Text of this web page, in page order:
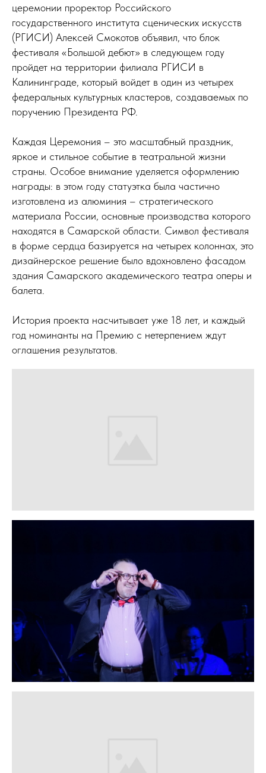
церемонии проректор Российского
государственного института сценических искусств
(РГИСИ) Алексей Смокотов объявил, что блок
фестиваля «Большой дебют» в следующем году
пройдет на территории филиала РГИСИ в
Калининграде, который войдет в один из четырех
федеральных культурных кластеров, создаваемых по
поручению Президента РФ.
Каждая Церемония – это масштабный праздник,
яркое и стильное событие в театральной жизни
страны. Особое внимание уделяется оформлению
награды: в этом году статуэтка была частично
изготовлена из алюминия – стратегического
материала России, основные производства которого
находятся в Самарской области. Символ фестиваля
в форме сердца базируется на четырех колоннах, это
дизайнерское решение было вдохновлено фасадом
здания Самарского академического театра оперы и
балета.
История проекта насчитывает уже 18 лет, и каждый
год номинанты на Премию с нетерпением ждут
оглашения результатов.